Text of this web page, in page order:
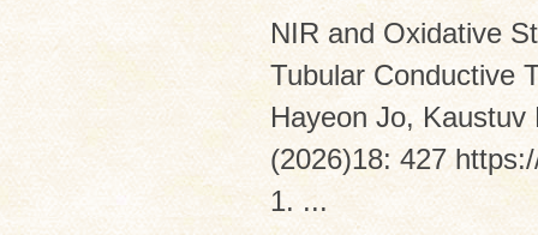
NIR and Oxidative
Tubular Conductive
Hayeon Jo,
(2026)18: 427
1. ...